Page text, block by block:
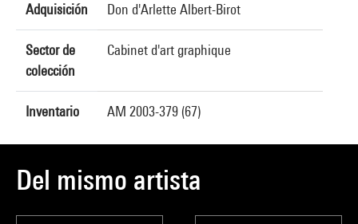
Adquisición Don d'Arlette Albert-Birot
Sector de
colección
Cabinet d'art graphique
Inventario AM 2003-379 (67)
Del mismo artista